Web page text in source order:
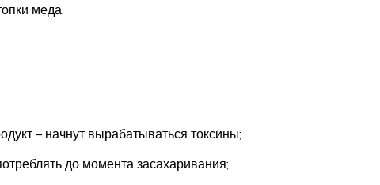
меда.
– начнут вырабатываться токсины;
до момента засахаривания;